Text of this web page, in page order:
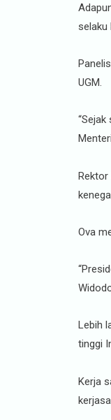
selaku
UGM.
Rektor
Ova
Lebih
tinggi
Kerja